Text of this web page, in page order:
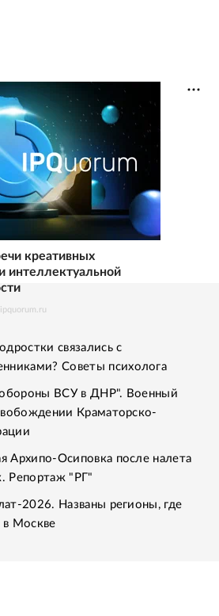
креативных
интеллектуальной
связались с
Советы психолога
ВСУ в ДНР". Военный
Краматорско-
Архипо-Осиповка после налета
Репортаж "РГ"
2026. Названы регионы, где
в Москве